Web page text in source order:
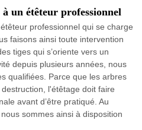
un étêteur professionnel
professionnel qui se charge
faisons ainsi toute intervention
tiges qui s’oriente vers un
depuis plusieurs années, nous
qualifiées. Parce que les arbres
l'étêtage doit faire
avant d’être pratiqué. Au
sommes ainsi à disposition